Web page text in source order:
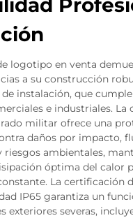
logotipo en venta
a su construcción
instalación, que
e industriales. La
militar ofrece una
daños por impacto,
riesgos ambientales,
óptima del calor
La certificación
IP65 garantiza un
exteriores severas,